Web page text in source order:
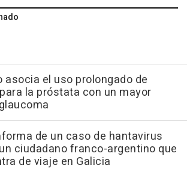
asocia el uso prolongado de
la próstata con un mayor
de un caso de hantavirus
ciudadano franco-argentino que
de viaje en Galicia